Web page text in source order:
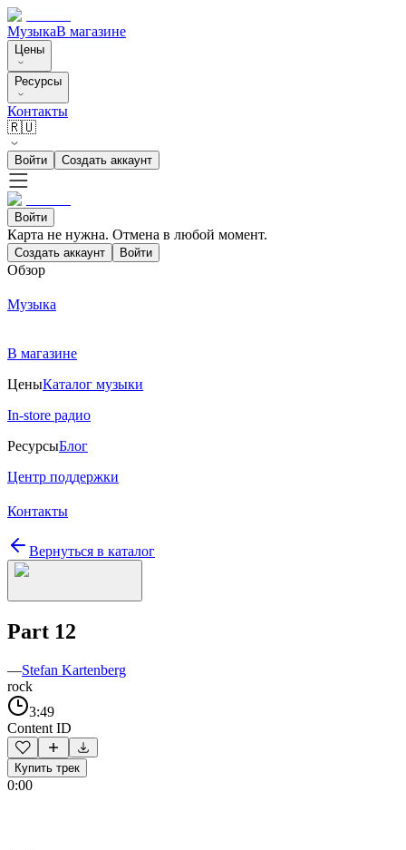
МузыкаВ магазине
Цены
Ресурсы
Контакты
🇷🇺
Войти Создать аккаунт
Войти
Карта не нужна. Отмена в любой момент.
Создать аккаунт Войти
Обзор
Музыка
В магазине
ЦеныКаталог музыки
In-store радио
РесурсыБлог
Центр поддержки
Контакты
Вернуться в каталог
Part 12
—Stefan Kartenberg
rock
3:49
Content ID
Купить трек
0:00